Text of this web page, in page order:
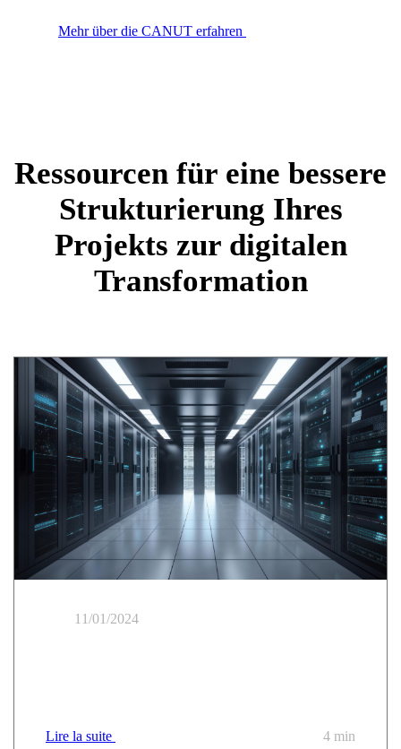
Mehr über die CANUT erfahren
Ressourcen für eine bessere
Strukturierung Ihres
Projekts zur digitalen
Transformation
11/01/2024
Lire la suite 4 min